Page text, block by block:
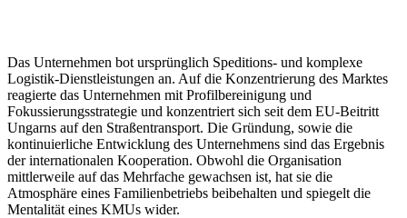
Das Unternehmen bot ursprünglich Speditions- und komplexe
Logistik-Dienstleistungen an. Auf die Konzentrierung des Marktes
reagierte das Unternehmen mit Profilbereinigung und
Fokussierungsstrategie und konzentriert sich seit dem EU-Beitritt
Ungarns auf den Straßentransport. Die Gründung, sowie die
kontinuierliche Entwicklung des Unternehmens sind das Ergebnis
der internationalen Kooperation. Obwohl die Organisation
mittlerweile auf das Mehrfache gewachsen ist, hat sie die
Atmosphäre eines Familienbetriebs beibehalten und spiegelt die
Mentalität eines KMUs wider.